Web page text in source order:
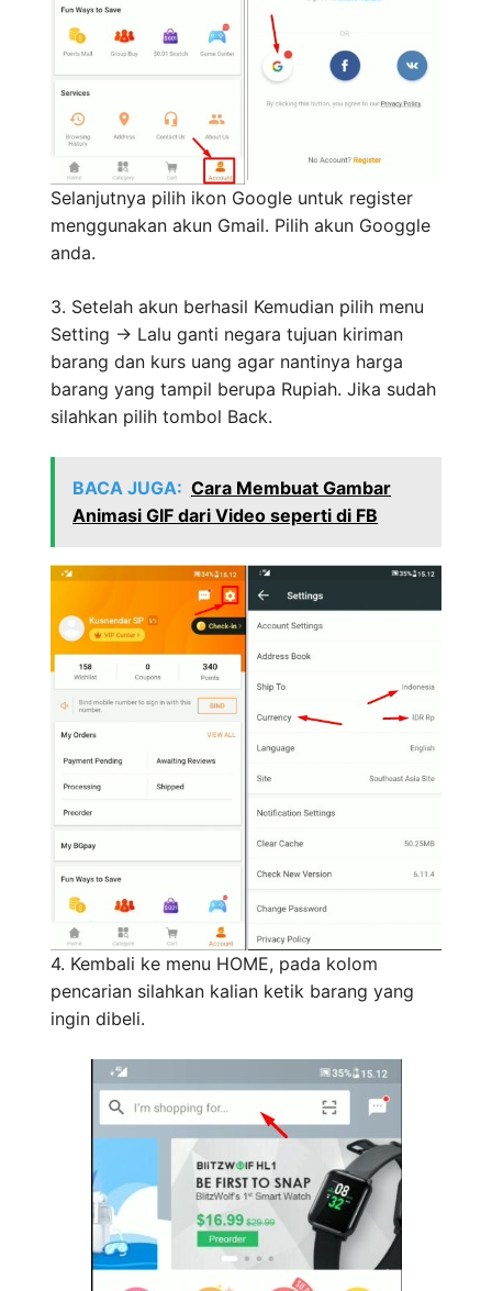
Selanjutnya pilih ikon Google untuk register
menggunakan akun Gmail. Pilih akun Googgle
anda.
3. Setelah akun berhasil Kemudian pilih menu
Setting -> Lalu ganti negara tujuan kiriman
barang dan kurs uang agar nantinya harga
barang yang tampil berupa Rupiah. Jika sudah
silahkan pilih tombol Back.
BACA JUGA: Cara Membuat Gambar
Animasi GIF dari Video seperti di FB
4. Kembali ke menu HOME, pada kolom
pencarian silahkan kalian ketik barang yang
ingin dibeli.